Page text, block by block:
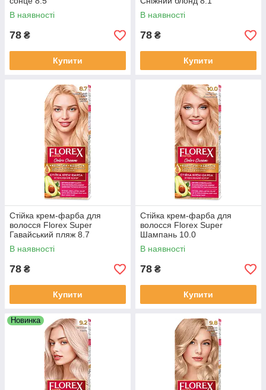
В наявності
78 ₴
Купити
В наявності
78 ₴
Купити
Стійка крем-фарба для
волосся Florex Super
Гавайський пляж 8.7
В наявності
78 ₴
Купити
Стійка крем-фарба для
волосся Florex Super
Шампань 10.0
В наявності
78 ₴
Купити
Новинка